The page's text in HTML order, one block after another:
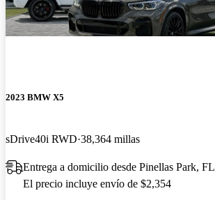
2023 BMW X5
sDrive40i RWD 38,364 millas
Entrega a domicilio desde Pinellas Park, FL
El precio incluye envío de $2,354